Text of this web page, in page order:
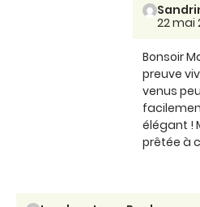
22 mai
Bonsoir
preuve
venus
élégant !
prêtée à